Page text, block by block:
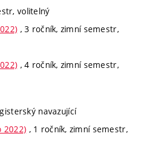
volitelný
, 3 ročník, zimní semestr,
, 4 ročník, zimní semestr,
navazující
2022) , 1 ročník, zimní semestr,